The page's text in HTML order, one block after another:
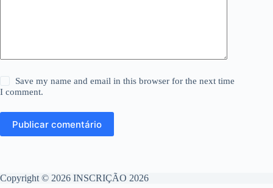
Save my name and email in this browser for the next time
I comment.
Publicar comentário
Copyright © 2026 INSCRIÇÃO 2026